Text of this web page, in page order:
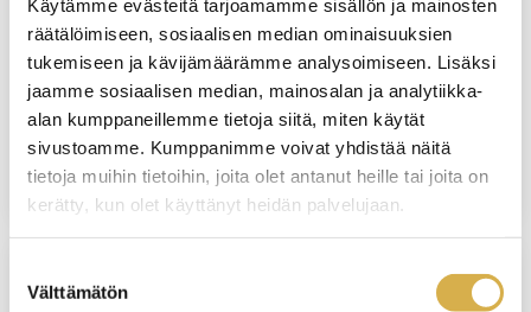
Käytämme evästeitä tarjoamamme sisällön ja mainosten
räätälöimiseen, sosiaalisen median ominaisuuksien
tukemiseen ja kävijämäärämme analysoimiseen. Lisäksi
jaamme sosiaalisen median, mainosalan ja analytiikka-
alan kumppaneillemme tietoja siitä, miten käytät
sivustoamme. Kumppanimme voivat yhdistää näitä
tietoja muihin tietoihin, joita olet antanut heille tai joita on
kerätty, kun olet käyttänyt heidän palvelujaan.
valinta
Välttämätön
Terveydenhuollon sihteeri |
Liiketoiminnan ammattitutkinto,
liiketoiminnan palveluiden osaamisala
JATKUVA HAKU
VERKKO/VANTAA